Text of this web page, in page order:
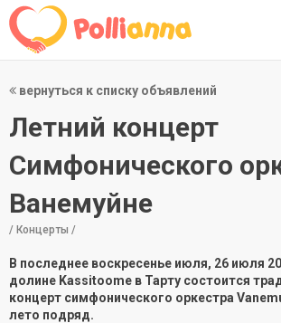
вернуться к списку объявлений
Летний концерт
Симфонического
Ванемуйне
/ Концерты /
В последнее воскресенье июля, 26 июля
долине Kassitoome в Тарту состоится
концерт симфонического оркестра
лето подряд.